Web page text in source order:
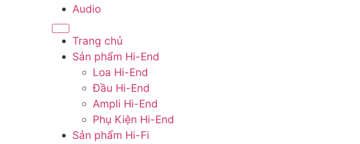
Audio
Trang chủ
Sản phẩm Hi-End
Loa Hi-End
Đầu Hi-End
Ampli Hi-End
Phụ Kiện Hi-End
Sản phẩm Hi-Fi